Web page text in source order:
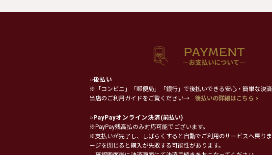
○後払い
※「コンビニ」「郵便局」「銀行」で後払いできる安心・簡単な決
当店のご利用ガイドをご覧ください→
後払いの詳細はこちら >
○PayPayオンライン決済(前払い)
※PayPay残高払のみ対応可能でございます。
※支払いが完了し、しばらくすると自動でご利用のサービスへ戻り
ージを閉じると購入が失敗する可能性があります。